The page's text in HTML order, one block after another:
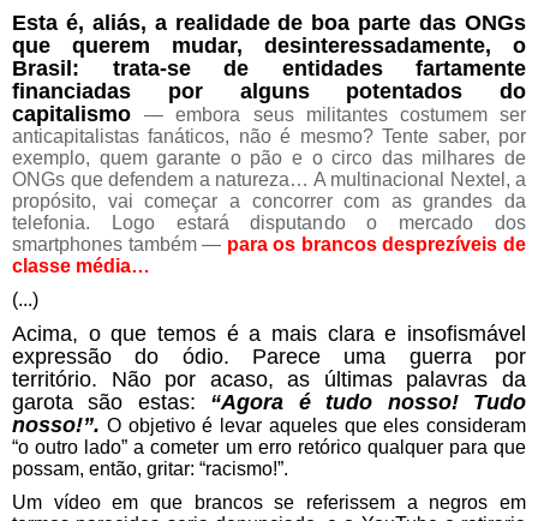
Esta é, aliás, a realidade de boa parte das ONGs
que querem mudar, desinteressadamente, o
Brasil: trata-se de entidades fartamente
financiadas por alguns potentados do
capitalismo— embora seus militantes costumem ser
anticapitalistas fanáticos, não é mesmo? Tente saber, por
exemplo, quem garante o pão e o circo das milhares de
ONGs que defendem a natureza… A multinacional Nextel, a
propósito, vai começar a concorrer com as grandes da
telefonia. Logo estará disputando o mercado dos
smartphones também — para os brancos desprezíveis de
classe média…
(...)
Acima, o que temos é a mais clara e insofismável
expressão do ódio. Parece uma guerra por
território. Não por acaso, as últimas palavras da
garota são estas: “Agora é tudo nosso! Tudo
nosso!”. O objetivo é levar aqueles que eles consideram
“o outro lado” a cometer um erro retórico qualquer para que
possam, então, gritar: “racismo!”.
Um vídeo em que brancos se referissem a negros em